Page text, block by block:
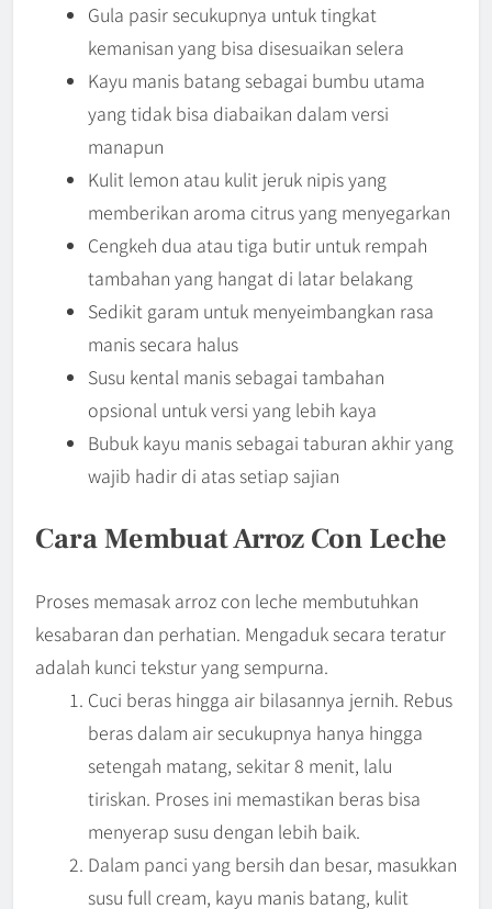
Gula pasir secukupnya untuk tingkat
kemanisan yang bisa disesuaikan selera
Kayu manis batang sebagai bumbu utama
yang tidak bisa diabaikan dalam versi
manapun
Kulit lemon atau kulit jeruk nipis yang
memberikan aroma citrus yang menyegarkan
Cengkeh dua atau tiga butir untuk rempah
tambahan yang hangat di latar belakang
Sedikit garam untuk menyeimbangkan rasa
manis secara halus
Susu kental manis sebagai tambahan
opsional untuk versi yang lebih kaya
Bubuk kayu manis sebagai taburan akhir yang
wajib hadir di atas setiap sajian
Cara Membuat Arroz Con Leche
Proses memasak arroz con leche membutuhkan
kesabaran dan perhatian. Mengaduk secara teratur
adalah kunci tekstur yang sempurna.
Cuci beras hingga air bilasannya jernih. Rebus
beras dalam air secukupnya hanya hingga
setengah matang, sekitar 8 menit, lalu
tiriskan. Proses ini memastikan beras bisa
menyerap susu dengan lebih baik.
Dalam panci yang bersih dan besar, masukkan
susu full cream, kayu manis batang, kulit